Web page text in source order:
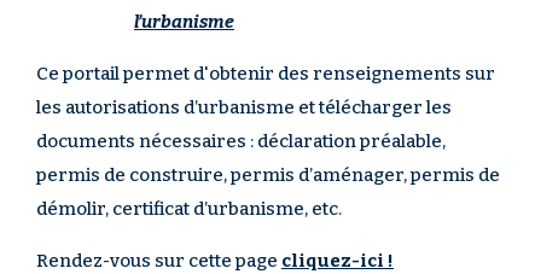
l’urbanisme
Ce portail permet d'obtenir des renseignements sur
les autorisations d’urbanisme et télécharger les
documents nécessaires : déclaration préalable,
permis de construire, permis d’aménager, permis de
démolir, certificat d’urbanisme, etc.
Rendez-vous sur cette page cliquez-ici !